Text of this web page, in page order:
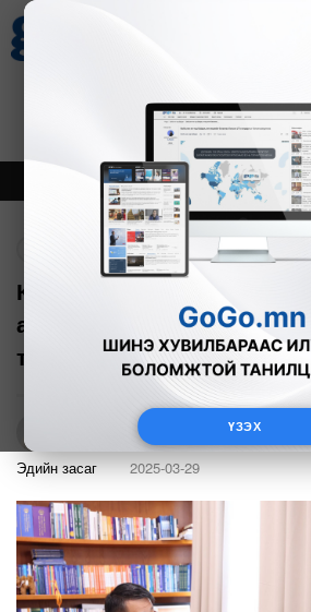
ҮЗЭХ
Зурхай
8.07
Онцлох Шинэ
Капитал банк, Чингис
алдагдсан НДС-ийн ₮47
тэрбумыг барагдуулжээ
Эдийн засаг 2025-03-29